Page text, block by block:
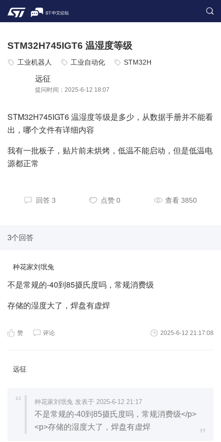
STM32H745IGT6 温湿度等级
工业机器人 工业自动化 STM32H
远征
提问时间：2025-6-12 18:07
STM32H745IGT6 温湿度等级是多少，从数据手册并不能看
出，哪个文件有详细内容
我有一批板子，贴片前未烘烤，低温不能启动，但是低温电
源都正常
回答 3 点赞 0 查看 3850
3个回答
种花家刘氓兔
不是常规的-40到85摄氏度吗，常规消费级
存储的湿度大了，焊盘有虚焊
赞 评论 2025-6-12 21:17:08
远征
种花家刘氓兔 发表于 2025-6-12 21:17
不是常规的-40到85摄氏度吗，常规消费级</p>
<p>存储的湿度大了，焊盘有虚焊